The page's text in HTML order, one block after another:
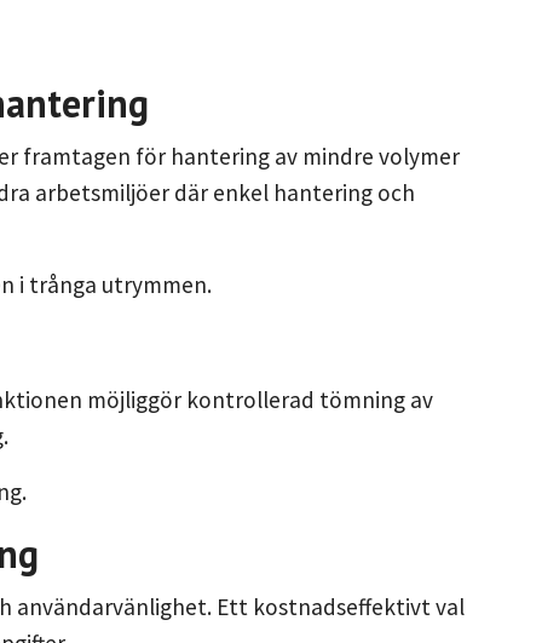
framtagen för hantering av mindre volymer
arbetsmiljöer där enkel hantering och
i trånga utrymmen.
möjliggör kontrollerad tömning av
användarvänlighet. Ett kostnadseffektivt val